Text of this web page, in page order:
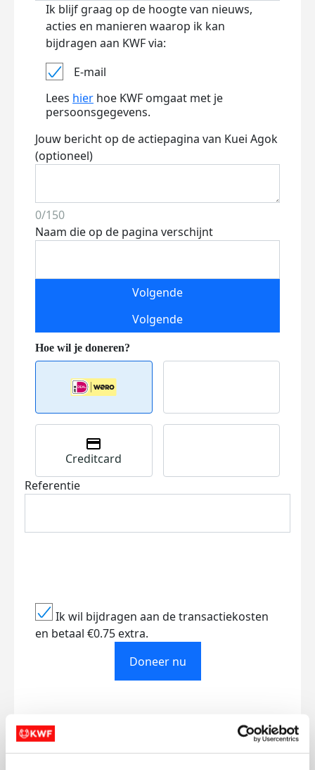
Ik blijf graag op de hoogte van nieuws,
acties en manieren waarop ik kan
bijdragen aan KWF via:
E-mail
Lees hier hoe KWF omgaat met je
persoonsgegevens.
Jouw bericht op de actiepagina van Kuei Agok
(optioneel)
0/150
Naam die op de pagina verschijnt
Volgende
Volgende
Creditcard
Referentie
Ik wil bijdragen aan de transactiekosten
en betaal €0.75 extra.
Doneer nu